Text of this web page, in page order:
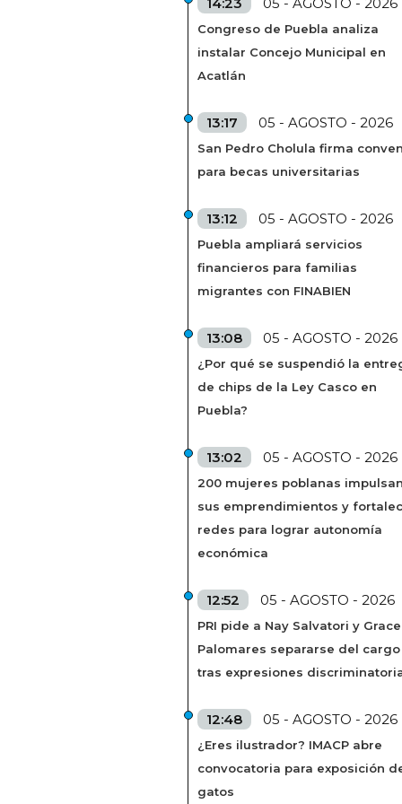
Congreso de Puebla analiza
instalar Concejo Municipal en
Acatlán
13:17 05 - AGOSTO - 2026
San Pedro Cholula firma
para becas universitarias
13:12 05 - AGOSTO - 2026
Puebla ampliará servicios
financieros para familias
migrantes con FINABIEN
13:08 05 - AGOSTO - 2026
¿Por qué se suspendió la
de chips de la Ley Casco en
Puebla?
13:02 05 - AGOSTO - 2026
200 mujeres poblanas impulsan
sus emprendimientos y
redes para lograr autonomía
económica
12:52 05 - AGOSTO - 2026
PRI pide a Nay Salvatori y Grace
Palomares separarse del cargo
tras expresiones
12:48 05 - AGOSTO - 2026
¿Eres ilustrador? IMACP abre
convocatoria para exposición
gatos